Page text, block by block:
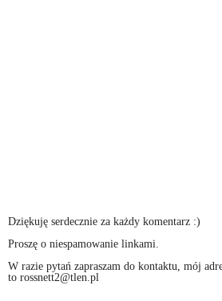
Dziękuję serdecznie za każdy komentarz :)
Proszę o niespamowanie linkami.
W razie pytań zapraszam do kontaktu, mój
to rossnett2@tlen.pl